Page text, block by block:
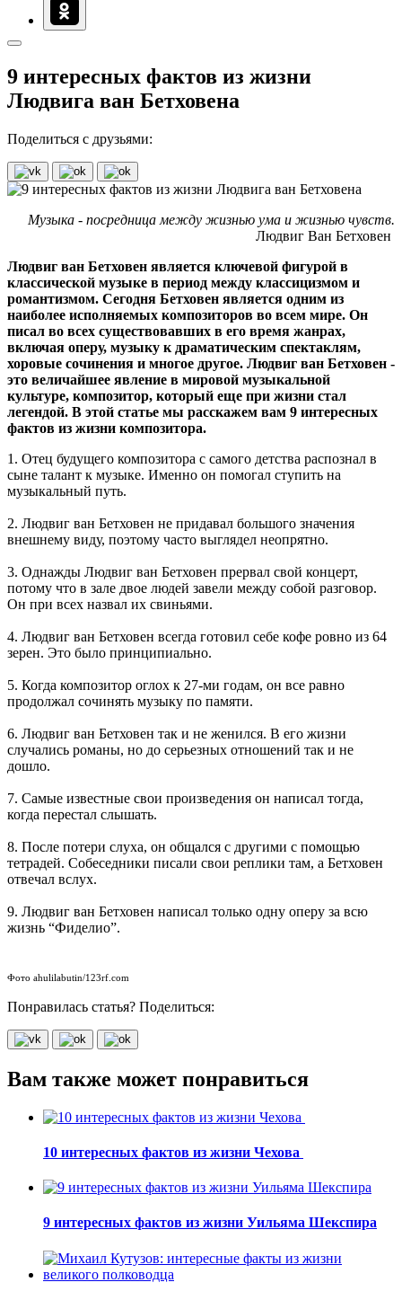
9 интересных фактов из жизни
Людвига ван Бетховена
Поделиться с друзьями:
Музыка - посредница между жизнью ума и жизнью чувств.
Людвиг Ван Бетховен
Людвиг ван Бетховен является ключевой фигурой в
классической музыке в период между классицизмом и
романтизмом. Сегодня Бетховен является одним из
наиболее исполняемых композиторов во всем мире. Он
писал во всех существовавших в его время жанрах,
включая оперу, музыку к драматическим спектаклям,
хоровые сочинения и многое другое. Людвиг ван Бетховен -
это величайшее явление в мировой музыкальной
культуре, композитор, который еще при жизни стал
легендой. В этой статье мы расскажем вам 9 интересных
фактов из жизни композитора.
1. Отец будущего композитора с самого детства распознал в
сыне талант к музыке. Именно он помогал ступить на
музыкальный путь.
2. Людвиг ван Бетховен не придавал большого значения
внешнему виду, поэтому часто выглядел неопрятно.
3. Однажды Людвиг ван Бетховен прервал свой концерт,
потому что в зале двое людей завели между собой разговор.
Он при всех назвал их свиньями.
4. Людвиг ван Бетховен всегда готовил себе кофе ровно из 64
зерен. Это было принципиально.
5. Когда композитор оглох к 27-ми годам, он все равно
продолжал сочинять музыку по памяти.
6. Людвиг ван Бетховен так и не женился. В его жизни
случались романы, но до серьезных отношений так и не
дошло.
7. Самые известные свои произведения он написал тогда,
когда перестал слышать.
8. После потери слуха, он общался с другими с помощью
тетрадей. Собеседники писали свои реплики там, а Бетховен
отвечал вслух.
9. Людвиг ван Бетховен написал только одну оперу за всю
жизнь “Фиделио”.
Фото ahulilabutin/123rf.com
Понравилась статья? Поделиться:
Вам также может понравиться
10 интересных фактов из жизни Чехова
9 интересных фактов из жизни Уильяма Шекспира